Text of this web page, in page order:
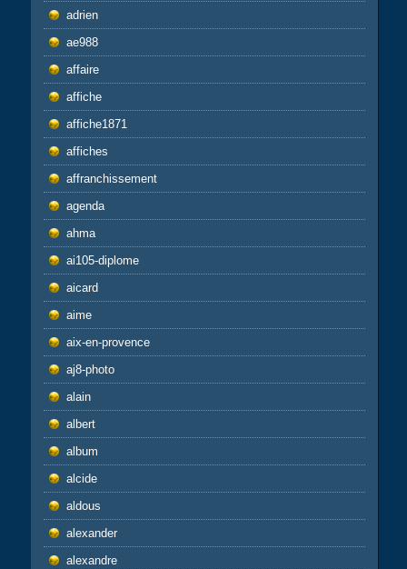
adrien
ae988
affaire
affiche
affiche1871
affiches
affranchissement
agenda
ahma
ai105-diplome
aicard
aime
aix-en-provence
aj8-photo
alain
albert
album
alcide
aldous
alexander
alexandre